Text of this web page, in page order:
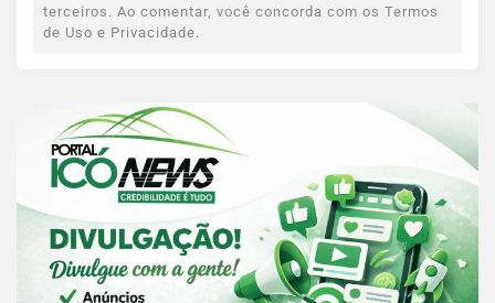
terceiros. Ao comentar, você concorda com os Termos
de Uso e Privacidade.